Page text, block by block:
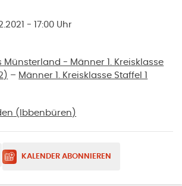
- 17:00 Uhr
Münsterland - Männer 1. Kreisklasse
– Männer 1. Kreisklasse Staffel 1
( Ibbenbüren )
KALENDER ABONNIEREN